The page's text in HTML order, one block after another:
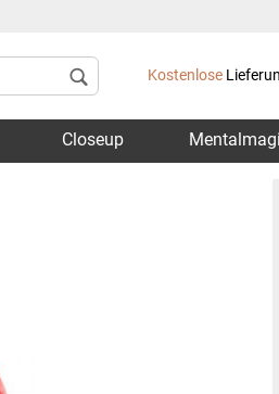
Lieferland
Kostenlose
Closeup